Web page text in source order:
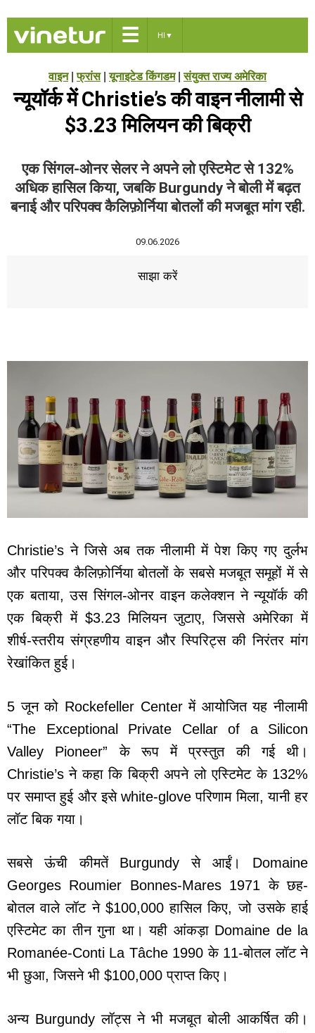
☰ HI ▼
वाइन|फ्रांस|यूनाइटेड किंगडम|संयुक्त राज्य अमेरिका
न्यूयॉर्क में Christie’s की वाइन नीलामी से
$3.23 मिलियन की बिक्री
एक सिंगल-ओनर सेलर ने अपने लो एस्टिमेट से 132%
अधिक हासिल किया, जबकि Burgundy ने बोली में बढ़त
बनाई और परिपक्व कैलिफ़ोर्निया बोतलों की मजबूत मांग रही.
09.06.2026
साझा करें
Christie’s ने जिसे अब तक नीलामी में पेश किए गए दुर्लभ
और परिपक्व कैलिफ़ोर्निया बोतलों के सबसे मजबूत समूहों में से
एक बताया, उस सिंगल-ओनर वाइन कलेक्शन ने न्यूयॉर्क की
एक बिक्री में $3.23 मिलियन जुटाए, जिससे अमेरिका में
शीर्ष-स्तरीय संग्रहणीय वाइन और स्पिरिट्स की निरंतर मांग
रेखांकित हुई।
5 जून को Rockefeller Center में आयोजित यह नीलामी
“The Exceptional Private Cellar of a Silicon
Valley Pioneer” के रूप में प्रस्तुत की गई थी।
Christie’s ने कहा कि बिक्री अपने लो एस्टिमेट के 132%
पर समाप्त हुई और इसे white-glove परिणाम मिला, यानी हर
लॉट बिक गया।
सबसे ऊंची कीमतें Burgundy से आईं। Domaine
Georges Roumier Bonnes-Mares 1971 के छह-
बोतल वाले लॉट ने $100,000 हासिल किए, जो उसके हाई
एस्टिमेट का तीन गुना था। यही आंकड़ा Domaine de la
Romanée-Conti La Tâche 1990 के 11-बोतल लॉट ने
भी छुआ, जिसने भी $100,000 प्राप्त किए।
अन्य Burgundy लॉट्स ने भी मजबूत बोली आकर्षित की।